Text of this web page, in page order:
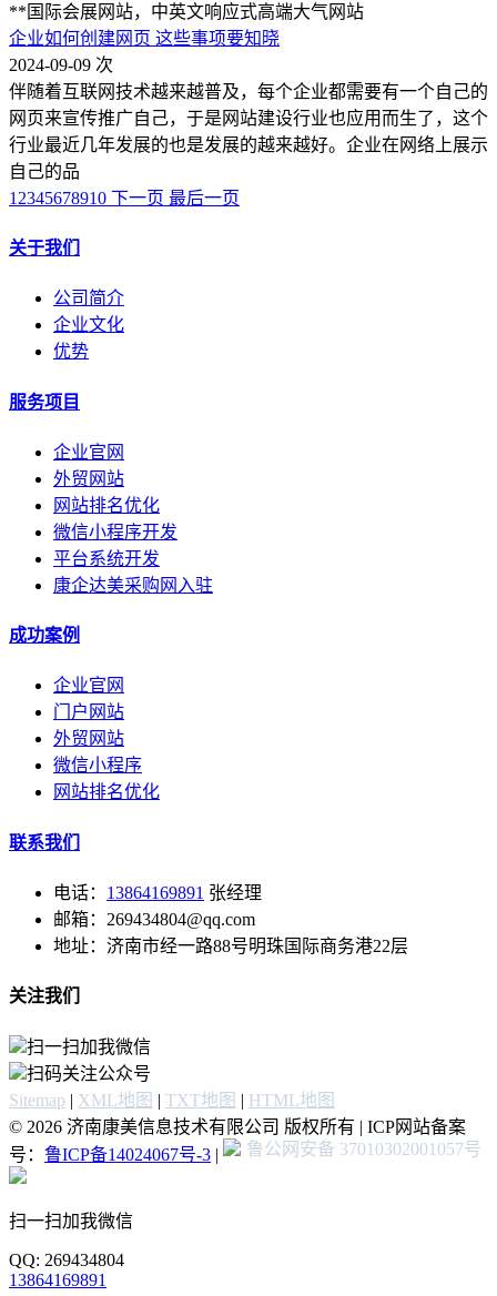
**国际会展网站，中英文响应式高端大气网站
企业如何创建网页 这些事项要知晓
2024-09-09 次
伴随着互联网技术越来越普及，每个企业都需要有一个自己的
网页来宣传推广自己，于是网站建设行业也应用而生了，这个
行业最近几年发展的也是发展的越来越好。企业在网络上展示
自己的品
1 2345678910 下一页 最后一页
关于我们
公司简介
企业文化
优势
服务项目
企业官网
外贸网站
网站排名优化
微信小程序开发
平台系统开发
康企达美采购网入驻
成功案例
企业官网
门户网站
外贸网站
微信小程序
网站排名优化
联系我们
电话： 13864169891 张经理
邮箱：269434804@qq.com
地址：济南市经一路88号明珠国际商务港22层
关注我们
扫一扫加我微信
扫码关注公众号
Sitemap | XML地图 | TXT地图 | HTML地图
© 2026 济南康美信息技术有限公司 版权所有 | ICP网站备案
号： 鲁ICP备14024067号-3 | 鲁公网安备 37010302001057号
扫一扫加我微信
QQ: 269434804
13864169891